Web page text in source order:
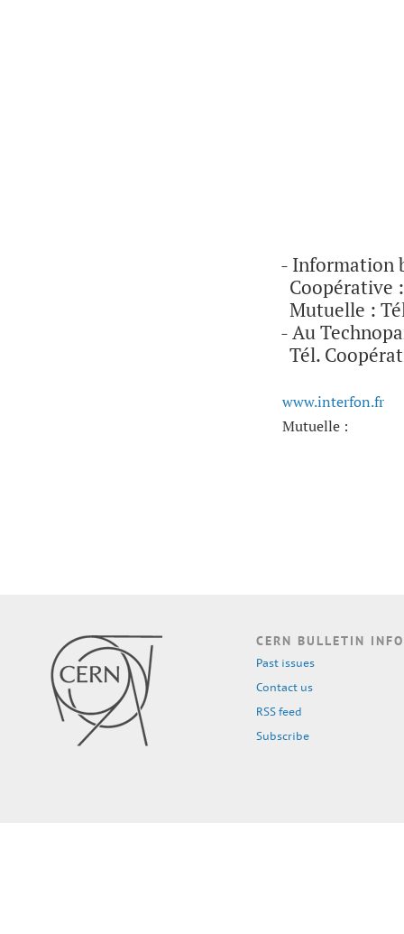
- Information
Coopérative
Mutuelle :
- Au
Tél.
www.interfon.fr
Mutuelle :
CERN BULLETIN INFO
Past issues
Contact us
RSS feed
Subscribe